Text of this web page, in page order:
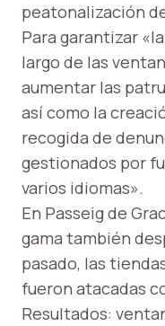
peatonalización
Para garantizar
largo de las
aumentar las
así como la
recogida de
gestionados por
varios idiomas».
En Passeig de
gama también
pasado, las
fueron atacadas
Resultados: